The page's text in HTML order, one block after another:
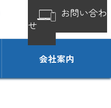
お問い合わ
せ
会社案内